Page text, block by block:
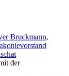
der